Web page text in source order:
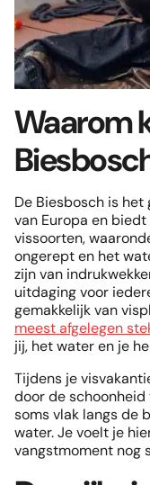
Waarom
De Biesbosch is
van Europa en
vissoorten,
ongerept en het
zijn van
uitdaging voor
gemakkelijk van
meest afgelegen
jij, het water en je
Tijdens je
door de schoonheid
soms vlak langs de
water. Je voelt je
vangstmoment nog